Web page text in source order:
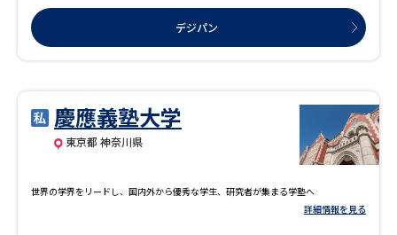
年では外国にルーツを持つ生徒も積極的に受け入れています。学内や留学先で自分
とは異なる文化・社会・習慣・考え方に接して「隣人に寄り添える心を持つ国際
人」をめざします。ゆかりが深い中国をはじめ、アメリカや韓国、アジア、ヨーロッ
パ、オセアニア、そしてアフリカと、文字通り世界中から学生が集まる環境です。国
き、学びをより深いものにしています。 5. サービスラーニング 桜美林大学が重視
しているのは、福祉、教育、芸術、ビジネスなどの現場で、体験的に学ぶこと。知
識を学ぶだけではなく、自分の行動に活かしていくこと、『学而事人（がくじじじ
ん）』の理念を自分の身体で学ぶことが大切だと考えています。実社会でさまざま
な人々とコミュニケーションしながら、その場を取り巻く状況を理解し、課題の解
ングとは、「大学での授業」と「フィールドでの活動」を両輪にして動く学習のこ
とです。大学とフィールドを往復することで、体験を伴った学習ができます。サービ
デジパン
慶應義塾大学
東京都 神奈川県
世界の学界をリードし、国内外から優秀な学生、研究者が集まる学塾へ
詳細情報を見る